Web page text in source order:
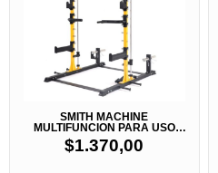
SMITH MACHINE
MULTIFUNCION PARA USO
DOMESTICO
$1.370,00